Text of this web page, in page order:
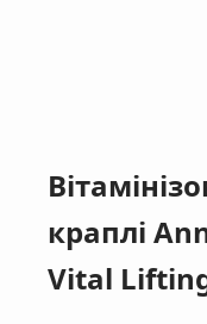
краплі
Vital